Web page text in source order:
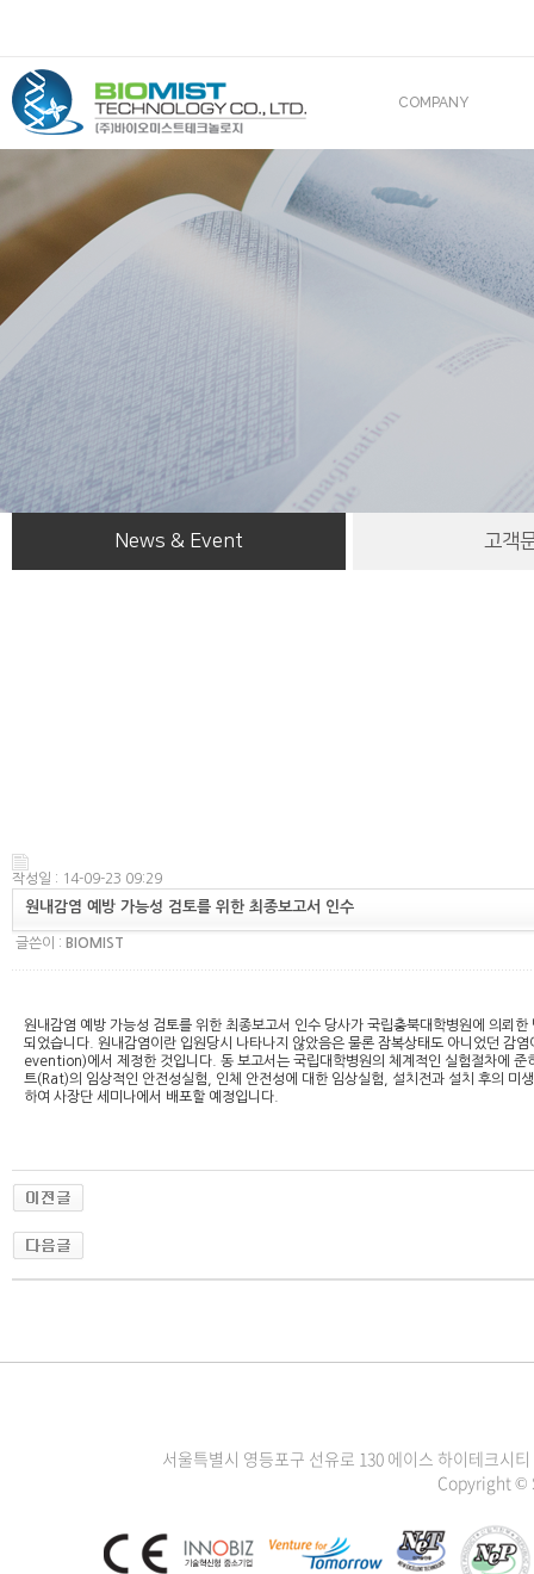
COMPANY
조직도
산업재산권
News & Event 고객
작성일 : 14-09-23 09:29
원내감염 예방 가능성 검토를 위한 최종보고서 인수
글쓴이 : BIOMIST
원내감염 예방 가능성 검토를 위한 최종보고서 인수 당사가 국립충북대학병원에 의뢰
되었습니다. 원내감염이란 입원당시 나타나지 않았음은 물론 잠복상태도 아니었던
evention)에서 제정한 것입니다. 동 보고서는 국립대학병원의 체계적인 실험절차에
트(Rat)의 임상적인 안전성실험, 인체 안전성에 대한 임상실험, 설치전과 설치 후의 미
하여 사장단 세미나에서 배포할 예정입니다.
서울특별시 영등포구 선유로 130 에이스 하이테크시
Copyright ©